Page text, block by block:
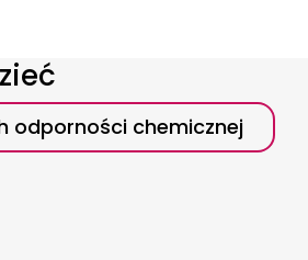
odporności chemicznej